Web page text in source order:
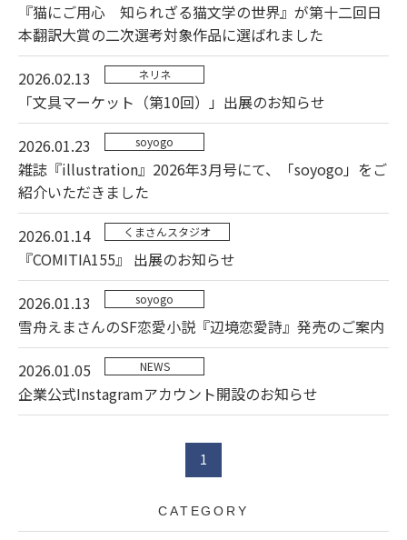
『猫にご用心 知られざる猫文学の世界』が第十二回日
本翻訳大賞の二次選考対象作品に選ばれました
2026.02.13
ネリネ
「文具マーケット（第10回）」出展のお知らせ
2026.01.23
soyogo
雑誌『illustration』2026年3月号にて、「soyogo」をご
紹介いただきました
2026.01.14
くまさんスタジオ
『COMITIA155』 出展のお知らせ
2026.01.13
soyogo
雪舟えまさんのSF恋愛小説『辺境恋愛詩』発売のご案内
2026.01.05
NEWS
企業公式Instagramアカウント開設のお知らせ
1
CATEGORY